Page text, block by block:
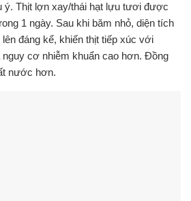
ý. Thịt lợn xay/thái hạt lựu tươi được
1 ngày. Sau khi băm nhỏ, diện tích
đáng kể, khiến thịt tiếp xúc với
cơ nhiễm khuẩn cao hơn. Đồng
nước hơn.